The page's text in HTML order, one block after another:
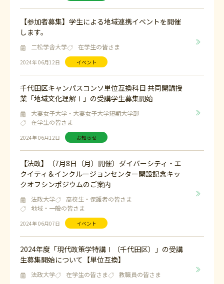
2024年 06月12日 イベント
【参加者募集】学生による地域連携イベントを開催
します。
二松学舎大学 在学生の皆さま
2024年 06月12日 お知らせ
千代田区キャンパスコンソ単位互換科目 共同開講授
業「地域文化理解Ⅰ」の受講学生募集開始
大妻女子大学・大妻女子大学短期大学部
在学生の皆さま
2024年 06月07日 イベント
【法政】（7月8日（月）開催）ダイバーシティ・エ
クイティ＆インクルージョンセンター開設記念キッ
クオフシンポジウムのご案内
法政大学
高校生・保護者の皆さま
地域・一般の皆さま
2024年度「現代政策学特講Ⅰ（千代田区）」の受講
生募集開始について【単位互換】
法政大学 在学生の皆さま 教職員の皆さま